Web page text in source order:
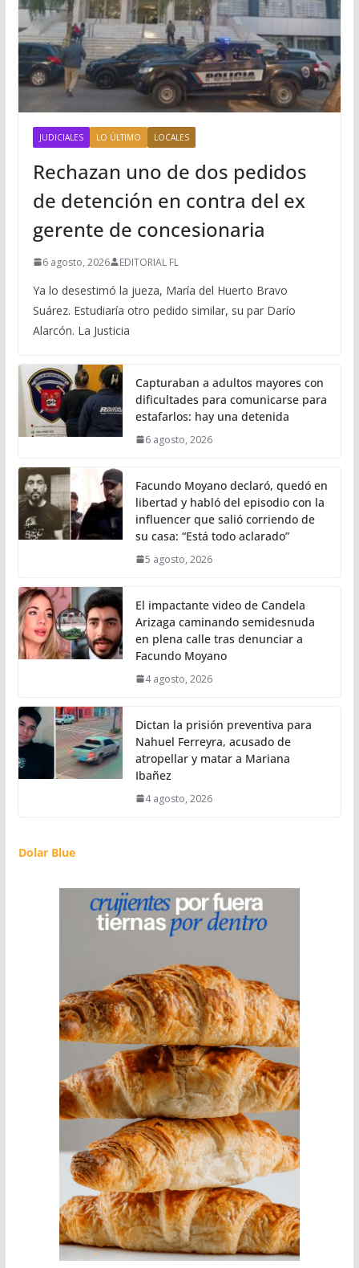
JUDICIALES LO ÚLTIMO LOCALES
Rechazan uno de dos pedidos
de detención en contra del ex
gerente de concesionaria
6 agosto, 2026 EDITORIAL FL
Ya lo desestimó la jueza, María del Huerto Bravo
Suárez. Estudiaría otro pedido similar, su par Darío
Alarcón. La Justicia
Capturaban a adultos mayores con
dificultades para comunicarse para
estafarlos: hay una detenida
6 agosto, 2026
Facundo Moyano declaró, quedó en
libertad y habló del episodio con la
influencer que salió corriendo de
su casa: “Está todo aclarado”
5 agosto, 2026
El impactante video de Candela
Arizaga caminando semidesnuda
en plena calle tras denunciar a
Facundo Moyano
4 agosto, 2026
Dictan la prisión preventiva para
Nahuel Ferreyra, acusado de
atropellar y matar a Mariana
Ibañez
4 agosto, 2026
Dolar Blue